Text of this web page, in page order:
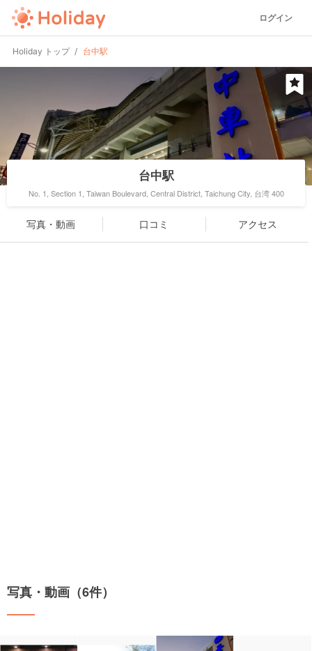
ログイン
Holiday トップ 台中駅
台中駅
No. 1, Section 1, Taiwan Boulevard, Central District, Taichung City, 台湾 400
写真・動画 口コミ アクセス
写真・動画（6件）